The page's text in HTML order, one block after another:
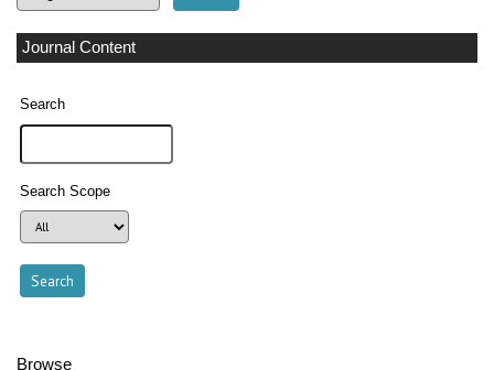
Journal Content
Search
Search Scope
Browse